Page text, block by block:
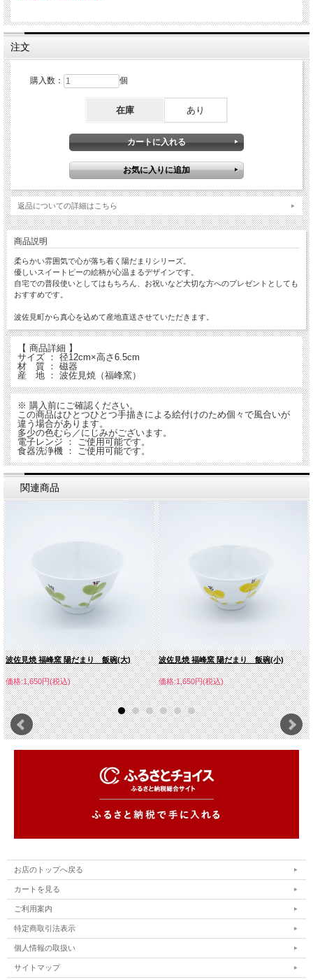
注文
購入数： 個
在庫 あり
返品についての詳細はこちら
商品説明
柔らかい雰囲気で心が落ち着く陽だまりシリーズ。
優しいスイートピーの絵柄が心温まるデザインです。
自宅での普段使いとしてはもちろん、お祝いなど大切な方へのプレゼントとしても
おすすめです。
波佐見町から真心を込めて産地直送させていただきます。
【 商品詳細 】
サイズ ： 径12cm×高さ6.5cm
材 質 ： 磁器
産 地 ： 波佐見焼（福峰窯）
※ 購入前にご確認ください。
この商品はひとつひとつ手描きによる絵付けのため個々で風合いが
違う場合があります。
多少の色むら／にじみがございます。
電子レンジ ： ご使用可能です。
食器洗浄機 ： ご使用可能です。
関連商品
波佐見焼 福峰窯 陽だまり 飯碗(大)
価格:1,650円(税込)
波佐見焼 福峰窯 陽だまり 飯碗(小)
価格:1,650円(税込)
お店のトップへ戻る
カートを見る
ご利用案内
特定商取引法表示
個人情報の取扱い
サイトマップ